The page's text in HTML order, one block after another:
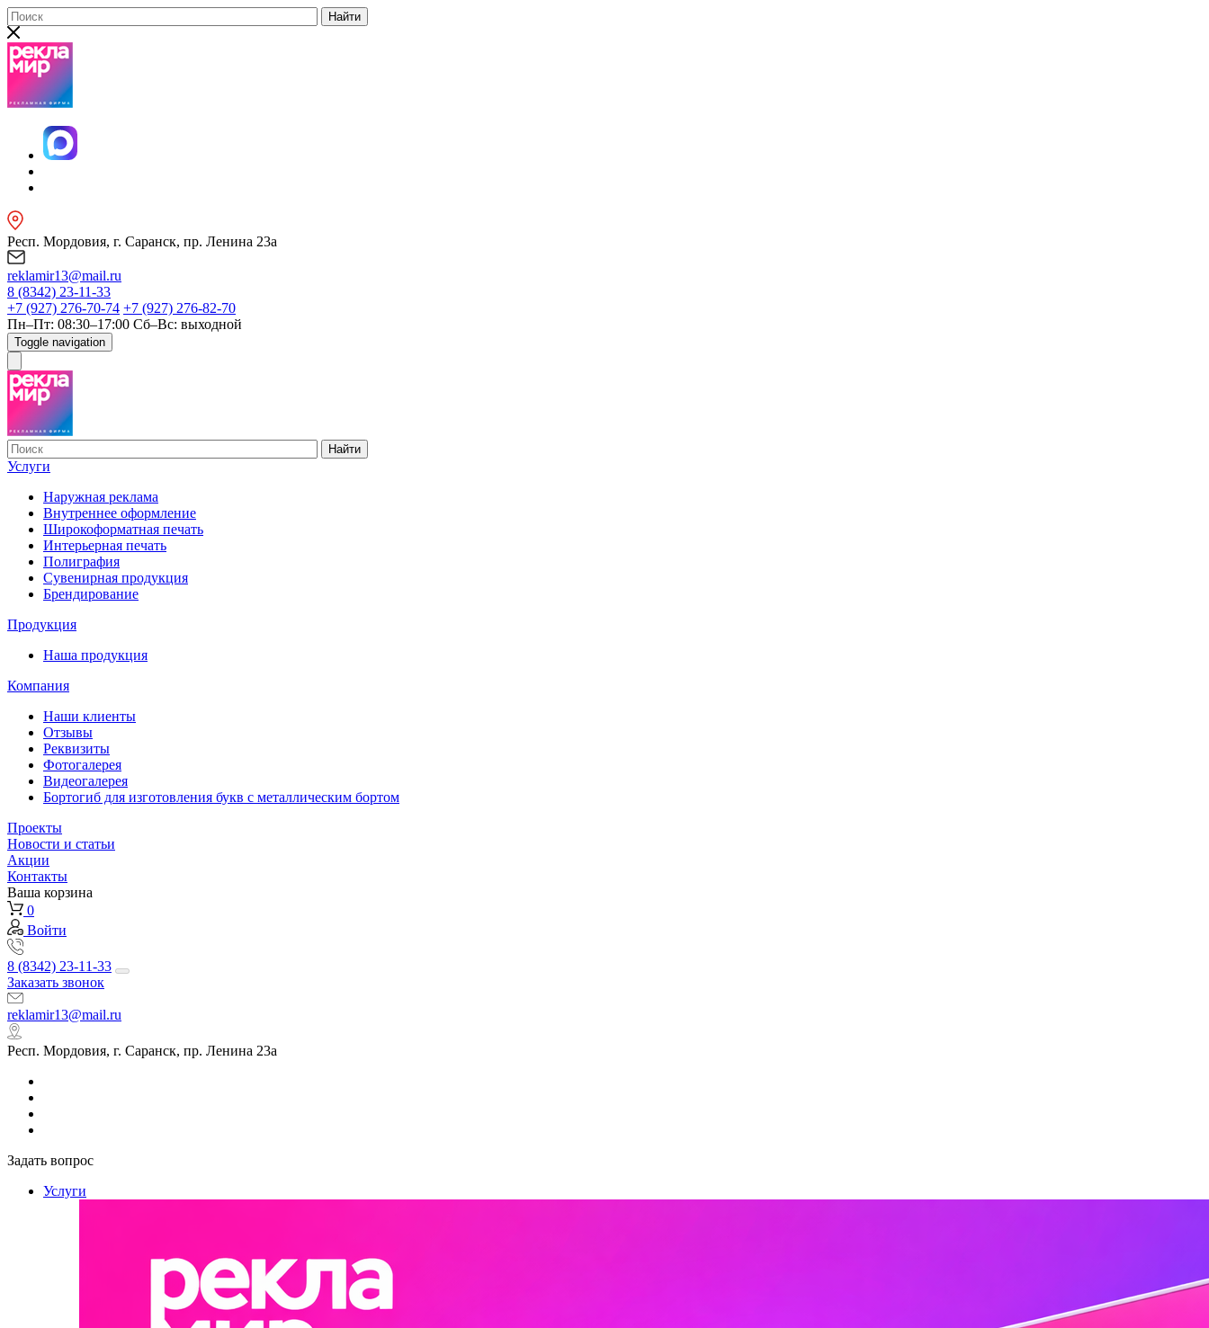
Найти
Респ. Мордовия, г. Саранск, пр. Ленина 23а
reklamir13@mail.ru
8 (8342) 23-11-33
+7 (927) 276-70-74 +7 (927) 276-82-70
Пн–Пт: 08:30–17:00 Сб–Вс: выходной
Toggle navigation
Найти
Услуги
Наружная реклама
Внутреннее оформление
Широкоформатная печать
Интерьерная печать
Полиграфия
Сувенирная продукция
Брендирование
Продукция
Наша продукция
Компания
Наши клиенты
Отзывы
Реквизиты
Фотогалерея
Видеогалерея
Бортогиб для изготовления букв с металлическим бортом
Проекты
Новости и статьи
Акции
Контакты
Ваша корзина
0
Войти
8 (8342) 23-11-33
Заказать звонок
reklamir13@mail.ru
Респ. Мордовия, г. Саранск, пр. Ленина 23а
Задать вопрос
Услуги